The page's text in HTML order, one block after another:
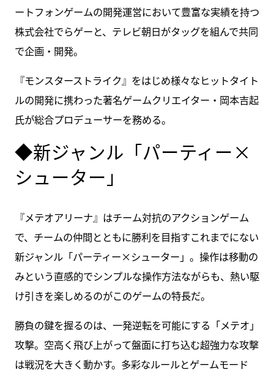
ートフォンゲームの開発運営において豊富な実績を持つ
株式会社でらゲーと、テレビ朝日がタッグを組んで共同
で企画・開発。
『モンスターストライク』をはじめ様々なヒットタイト
ルの開発に携わった著名ゲームクリエイター・岡本吉起
氏が総合プロデューサーを務める。
◆新ジャンル「パーティー×
シューター」
『メテオアリーナ』はチーム対抗のアクションゲーム
で、チームの仲間とともに勝利を目指すこれまでにない
新ジャンル「パーティー×シューター」。操作は移動の
みという直感的でシンプルな操作方法ながらも、熱い駆
け引きを楽しめるのがこのゲームの特長だ。
勝負の鍵を握るのは、一発逆転を可能にする「メテオ」
攻撃。空高く飛び上がって盤面に打ち込む超強力な攻撃
は戦況を大きく動かす。多彩なルールとゲームモード